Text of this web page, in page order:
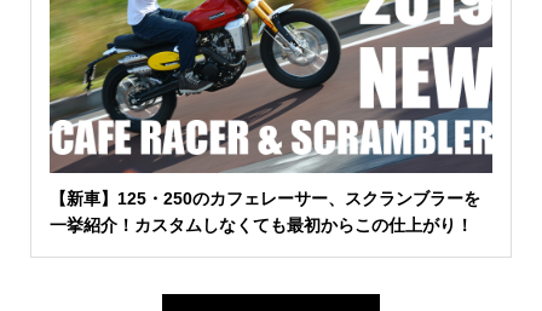
【新車】125・250のカフェレーサー、スクランブラーを
一挙紹介！カスタムしなくても最初からこの仕上がり！